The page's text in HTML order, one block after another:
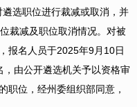
选职位进行裁减或取消，并
裁减及职位取消情况。对被
报名人员于2025年9月10日
由公开遴选机关予以资格审
职位，经州委组织部同意，